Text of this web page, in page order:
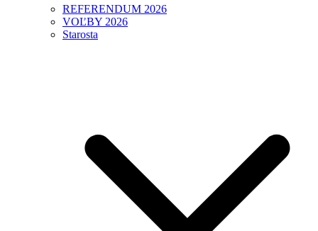
REFERENDUM 2026
VOĽBY 2026
Starosta